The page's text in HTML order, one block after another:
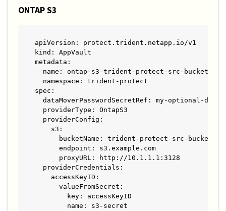
ONTAP S3
apiVersion: protect.trident.netapp.io/v1
kind: AppVault
metadata:
  name: ontap-s3-trident-protect-src-bucket
  namespace: trident-protect
spec:
dataMoverPasswordSecretRef: my-optional-
  providerType: OntapS3
  providerConfig:
    s3:
      bucketName: trident-protect-src-bucket
      endpoint: s3.example.com
      proxyURL: http://10.1.1.1:3128
  providerCredentials:
    accessKeyID:
      valueFromSecret:
        key: accessKeyID
        name: s3-secret